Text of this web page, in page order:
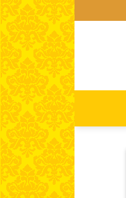
Skip
to
content